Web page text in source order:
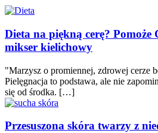
Dieta na piękną cerę? Pomoże
mikser kielichowy
"Marzysz o promiennej, zdrowej cerze
Pielęgnacja to podstawa, ale nie
się od środka. […]
Przesuszona skóra twarzy z